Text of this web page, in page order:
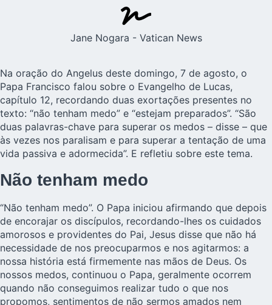
Jane Nogara - Vatican News
Na oração do Angelus deste domingo, 7 de agosto, o
Papa Francisco falou sobre o Evangelho de Lucas,
capítulo 12, recordando duas exortações presentes no
texto: “não tenham medo” e “estejam preparados”. “São
duas palavras-chave para superar os medos – disse – que
às vezes nos paralisam e para superar a tentação de uma
vida passiva e adormecida”. E refletiu sobre este tema.
Não tenham medo
“Não tenham medo”. O Papa iniciou afirmando que depois
de encorajar os discípulos, recordando-lhes os cuidados
amorosos e providentes do Pai, Jesus disse que não há
necessidade de nos preocuparmos e nos agitarmos: a
nossa história está firmemente nas mãos de Deus. Os
nossos medos, continuou o Papa, geralmente ocorrem
quando não conseguimos realizar tudo o que nos
propomos, sentimentos de não sermos amados nem